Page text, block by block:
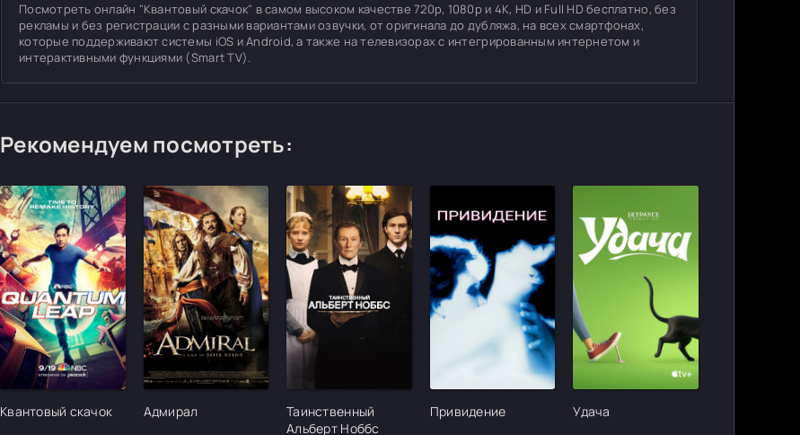
Посмотреть онлайн "Квантовый скачок" в самом высоком качестве 720p, 1080p и 4K, HD и Full HD бесплатно, без
рекламы и без регистрации с разными вариантами озвучки, от оригинала до дубляжа, на всех смартфонах,
которые поддерживают системы iOS и Android, а также на телевизорах с интегрированным интернетом и
интерактивными функциями (Smart TV).
Рекомендуем посмотреть:
[/xfgiven_cvh_poster_urlcvh_poster_url]
Квантовый скачок
[/xfgiven_cvh_poster_urlcvh_poster_url]
Адмирал
Таинственный
Альберт Ноббс
[/xfgiven_cvh_poster_urlcvh_poster_url]
Привидение
[/
Удача